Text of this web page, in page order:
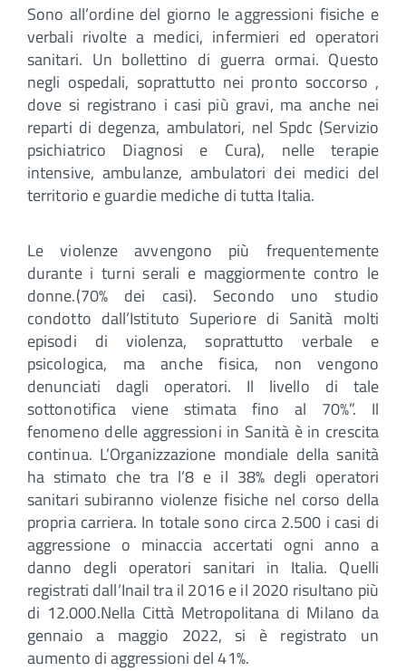
Sono all’ordine del giorno le aggressioni fisiche e
verbali rivolte a medici, infermieri ed operatori
sanitari. Un bollettino di guerra ormai. Questo
negli ospedali, soprattutto nei pronto soccorso ,
dove si registrano i casi più gravi, ma anche nei
reparti di degenza, ambulatori, nel Spdc (Servizio
psichiatrico Diagnosi e Cura), nelle terapie
intensive, ambulanze, ambulatori dei medici del
territorio e guardie mediche di tutta Italia.
Le violenze avvengono più frequentemente
durante i turni serali e maggiormente contro le
donne.(70% dei casi). Secondo uno studio
condotto dall’Istituto Superiore di Sanità molti
episodi di violenza, soprattutto verbale e
psicologica, ma anche fisica, non vengono
denunciati dagli operatori. Il livello di tale
sottonotifica viene stimata fino al 70%”. Il
fenomeno delle aggressioni in Sanità è in crescita
continua. L’Organizzazione mondiale della sanità
ha stimato che tra l’8 e il 38% degli operatori
sanitari subiranno violenze fisiche nel corso della
propria carriera. In totale sono circa 2.500 i casi di
aggressione o minaccia accertati ogni anno a
danno degli operatori sanitari in Italia. Quelli
registrati dall’Inail tra il 2016 e il 2020 risultano più
di 12.000.Nella Città Metropolitana di Milano da
gennaio a maggio 2022, si è registrato un
aumento di aggressioni del 41%.